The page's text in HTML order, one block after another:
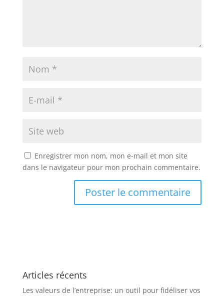
Enregistrer mon nom, mon e-mail et mon site
dans le navigateur pour mon prochain commentaire.
Articles récents
Les valeurs de l’entreprise: un outil pour fidéliser vos